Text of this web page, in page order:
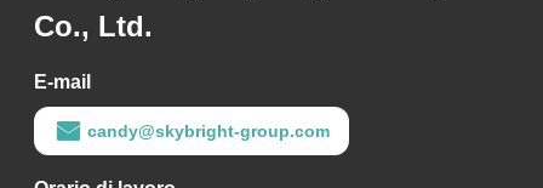
Co., Ltd.
E-mail
candy@skybright-group.com